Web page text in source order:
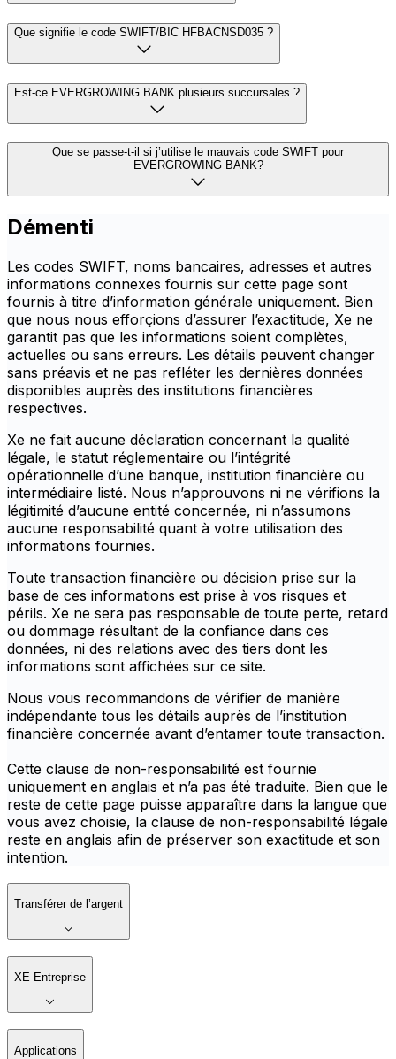
Que signifie le code SWIFT/BIC HFBACNSD035 ?
Est-ce EVERGROWING BANK plusieurs succursales ?
Que se passe-t-il si j’utilise le mauvais code SWIFT pour
EVERGROWING BANK?
Démenti
Les codes SWIFT, noms bancaires, adresses et autres
informations connexes fournis sur cette page sont
fournis à titre d’information générale uniquement. Bien
que nous nous efforçions d’assurer l’exactitude, Xe ne
garantit pas que les informations soient complètes,
actuelles ou sans erreurs. Les détails peuvent changer
sans préavis et ne pas refléter les dernières données
disponibles auprès des institutions financières
respectives.
Xe ne fait aucune déclaration concernant la qualité
légale, le statut réglementaire ou l’intégrité
opérationnelle d’une banque, institution financière ou
intermédiaire listé. Nous n’approuvons ni ne vérifions la
légitimité d’aucune entité concernée, ni n’assumons
aucune responsabilité quant à votre utilisation des
informations fournies.
Toute transaction financière ou décision prise sur la
base de ces informations est prise à vos risques et
périls. Xe ne sera pas responsable de toute perte, retard
ou dommage résultant de la confiance dans ces
données, ni des relations avec des tiers dont les
informations sont affichées sur ce site.
Nous vous recommandons de vérifier de manière
indépendante tous les détails auprès de l’institution
financière concernée avant d’entamer toute transaction.
Cette clause de non-responsabilité est fournie
uniquement en anglais et n’a pas été traduite. Bien que le
reste de cette page puisse apparaître dans la langue que
vous avez choisie, la clause de non-responsabilité légale
reste en anglais afin de préserver son exactitude et son
intention.
Transférer de l’argent
XE Entreprise
Applications